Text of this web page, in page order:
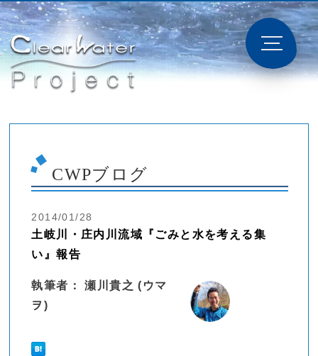
CWPブログ
2014/01/28
土岐川・庄内川流域『ごみと水を考える集
い』報告
執筆者： 瀬川貴之 (ウマ
ヲ)